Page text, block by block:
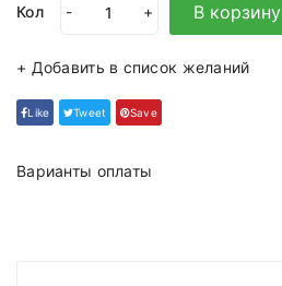
Кол - + В корзину
+ Добавить в список желаний
Like Tweet Save
Варианты оплаты